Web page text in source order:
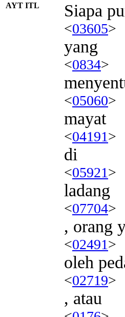
AYT ITL Siapa
<03605>
yang
<0834>
<05060>
mayat
<04191>
di
<05921>
ladang
<07704>
, orang
<02491>
oleh
<02719>
, atau